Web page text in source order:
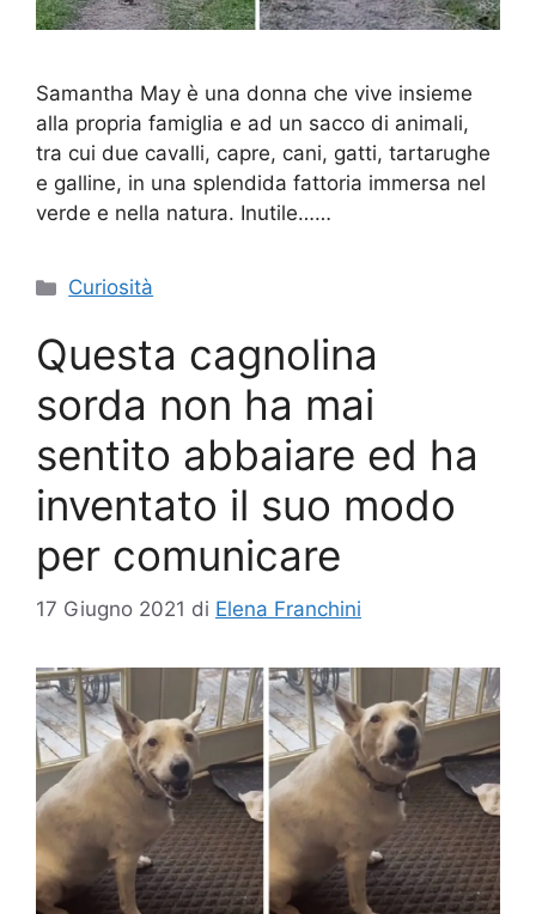
Samantha May è una donna che vive insieme
alla propria famiglia e ad un sacco di animali,
tra cui due cavalli, capre, cani, gatti, tartarughe
e galline, in una splendida fattoria immersa nel
verde e nella natura. Inutile……
Categorie
Curiosità
Questa cagnolina
sorda non ha mai
sentito abbaiare ed ha
inventato il suo modo
per comunicare
17 Giugno 2021 di Elena Franchini